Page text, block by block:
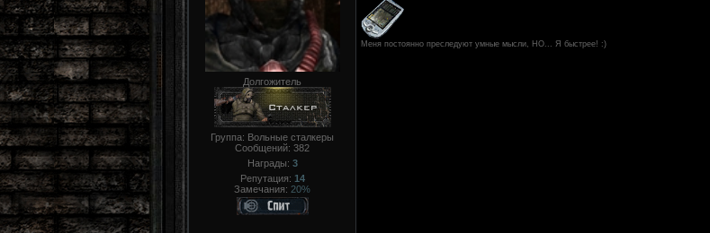
Долгожитель
Группа: Вольные сталкеры
Сообщений: 382
Награды: 3
Репутация: 14
Замечания: 20%
Меня постоянно преследуют умные мысли, НО... Я быстрее! :)